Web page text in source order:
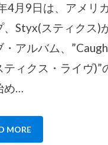
4月9日は、アメリ
、Styx(スティクス)
・アルバム、
ティクス・ライヴ)”
め…
MORE